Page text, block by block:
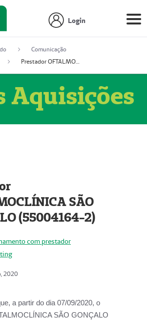
Login
Comunicação
Prestador OFTALMOCLÍNICA SÃO GONÇALO (55004164-2)
Aquisições
SÃO
(55004164-2)
com prestador
2020
a partir do dia07/09/2020, o
SÃO GONÇALO